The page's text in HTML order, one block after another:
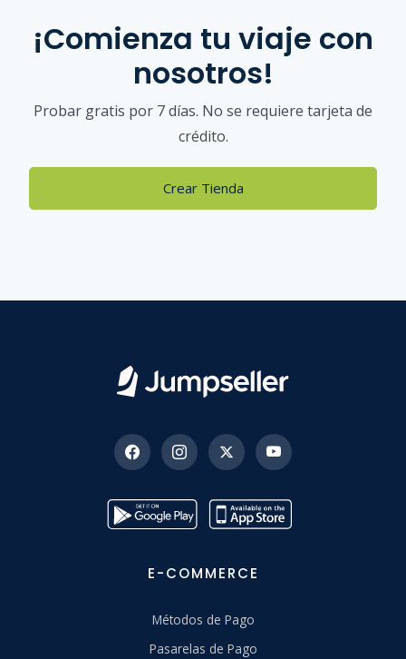
¡Comienza tu viaje con
nosotros!
Probar gratis por 7 días. No se requiere tarjeta de
crédito.
Crear Tienda
E-COMMERCE
Métodos de Pago
Pasarelas de Pago